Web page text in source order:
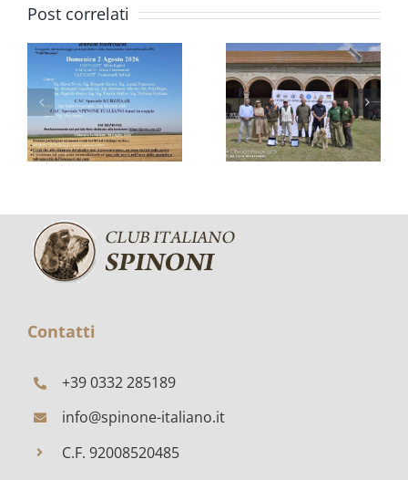
Post correlatiSPINONE
ITALIANO:
UN
QUARTO
DI
CELEBRATO
A
POLESINE
CISP
CAMPO
FELICE:
BOB PER
RIMNIS
Contatti
+39 0332 285189
info@spinone-italiano.it
C.F. 92008520485